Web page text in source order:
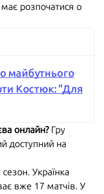
розпочатися о
майбутнього
Костюк: "Для
онлайн?Гру
доступний на
Українка
вже 17 матчів. У